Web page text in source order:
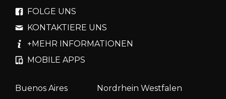
FOLGE UNS
KONTAKTIERE UNS
+MEHR INFORMATIONEN
MOBILE APPS
Buenos Aires
Nordrhein Westfalen